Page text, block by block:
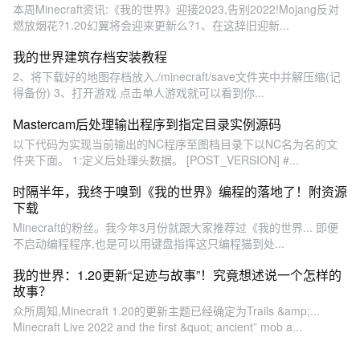
本周Minecraft资讯:《我的世界》迎接2023,告别2022!Mojang反对
燃放烟花?1.20幻翼将会迎来更新么?1、在这辞旧迎新...
我的世界建筑存档安装教程
2、将下载好的地图存档放入./minecraft/save文件夹中并解压缩(记
得备份) 3、打开游戏 点击单人游戏就可以看到你...
​Mastercam后处理输出程序到指定目录实例源码
以下代码为实现当前输出的NC程序至图档目录下以NC名为名的文
件夹下面。 1:定义后处理头数据。 [POST_VERSION] #...
时隔半年，我终于嗅到《我的世界》编程的落地了！附资源
下载
Minecraft的粉丝。我今年3月份就跟大家推荐过《我的世界... 即便
不启动编程程序,也是可以用键盘指挥这只编程猫到处...
我的世界：1.20更新“足迹与故事”！究竟想述说一个怎样的
故事？
众所周知,Minecraft 1.20的更新主题已经确定为Trails &amp;...
Minecraft Live 2022 and the first &quot; ancient” mob a...